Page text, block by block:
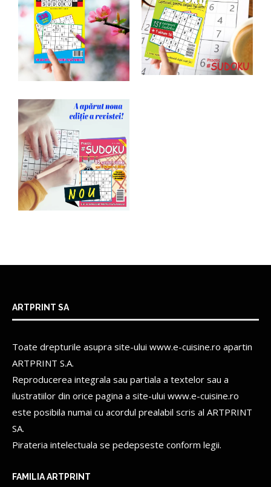
ARTPRINT SA
Toate drepturile asupra site-ului www.e-cuisine.ro apartin
ARTPRINT S.A.
Reproducerea integrala sau partiala a textelor sau a
ilustratiilor din orice pagina a site-ului www.e-cuisine.ro
este posibila numai cu acordul prealabil scris al ARTPRINT
SA.
Pirateria intelectuala se pedepseste conform legii.
FAMILIA ARTPRINT